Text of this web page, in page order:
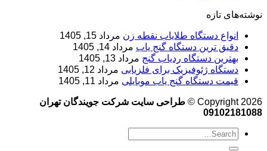
نوشته‌های تازه
انواع دستگاه طلایاب نقطه زن مرداد 15, 1405
دقیق ترین دستگاه گنج یاب مرداد 14, 1405
بهترین دستگاه ردیاب گنج مرداد 13, 1405
دستگاه ژئوفیزیک برای فلزیابی مرداد 12, 1405
قیمت دستگاه گنج یاب موبایلی مرداد 11, 1405
Copyright 2026 ©
طراحی سایت شرکت جویندگان تهران
09102181088